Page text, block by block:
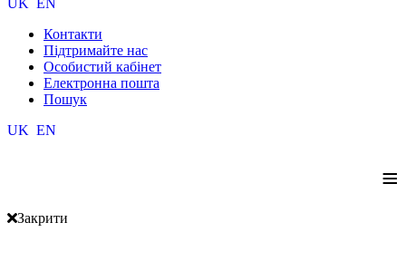
UK
EN
Контакти
Підтримайте нас
Особистий кабінет
Електронна пошта
Пошук
UK EN
≡
Закрити